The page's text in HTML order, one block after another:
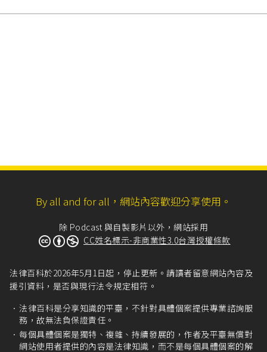
By all and for all，網站內容歡迎分享使用。
除 Podcast 與自製影片以外，網站採用
CC姓名標示-非商業性3.0台灣授權條款
法律百科於2026年5月1日起，停止更新。請讀者留意網站內容及
援引資料，是否與現行法令規定相符。
法律百科是分享知識的平臺，不針對具體個案提供專業諮詢服
務，故無法負保證責任。
每個具體個案是獨特、複雜、持續發展的，作者及平臺無償對
網站使用者提供的內容是法律知識，而不是每個具體個案的解